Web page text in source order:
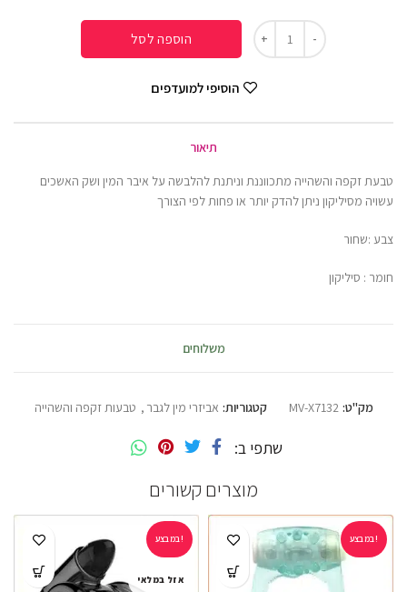
הוספה לסל
הוסיפי למועדפים
תיאור
טבעת זקפה והשהייה מתכווננת וניתנת להלבשה על איבר המין ושק האשכים
עשויה מסיליקון ניתן להדק יותר או פחות לפי הצורך
צבע :שחור
חומר : סיליקון
משלוחים
מק"ט: MV-X7132 קטגוריות: אביזרי מין לגבר , טבעות זקפה והשהייה
שתפי ב
מוצרים קשורים
במבצע! במבצע!
אזל במלאי